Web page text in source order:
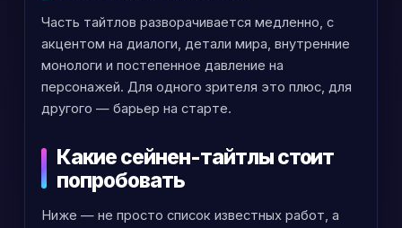
Часть тайтлов разворачивается медленно, с
акцентом на диалоги, детали мира, внутренние
монологи и постепенное давление на
персонажей. Для одного зрителя это плюс, для
другого — барьер на старте.
Какие сейнен-тайтлы стоит
попробовать
Ниже — не просто список известных работ, а